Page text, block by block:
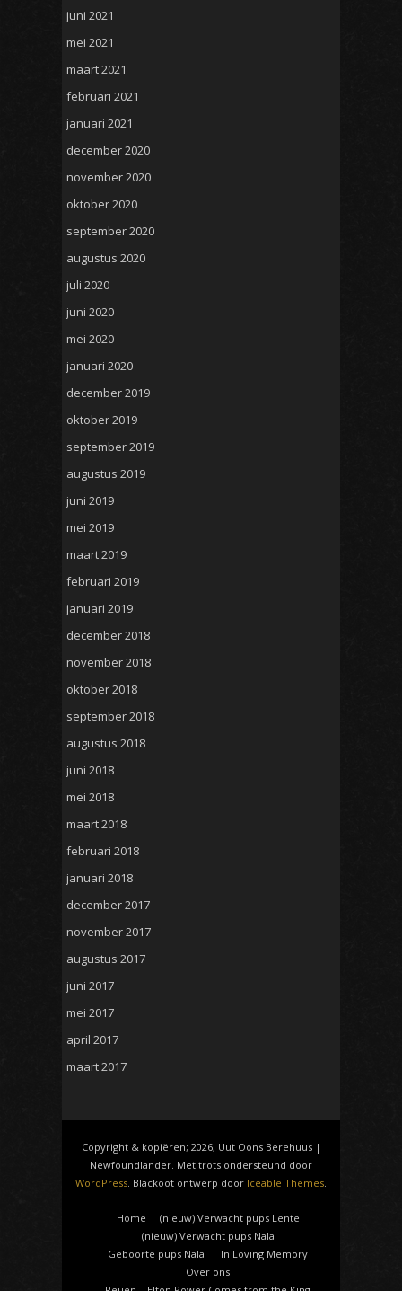
juni 2021
mei 2021
maart 2021
februari 2021
januari 2021
december 2020
november 2020
oktober 2020
september 2020
augustus 2020
juli 2020
juni 2020
mei 2020
januari 2020
december 2019
oktober 2019
september 2019
augustus 2019
juni 2019
mei 2019
maart 2019
februari 2019
januari 2019
december 2018
november 2018
oktober 2018
september 2018
augustus 2018
juni 2018
mei 2018
maart 2018
februari 2018
januari 2018
december 2017
november 2017
augustus 2017
juni 2017
mei 2017
april 2017
maart 2017
Copyright & kopiëren; 2026, Uut Oons Berehuus |
Newfoundlander. Met trots ondersteund door
WordPress. Blackoot ontwerp door Iceable Themes.
Home
(nieuw) Verwacht pups Lente
(nieuw) Verwacht pups Nala
Geboorte pups Nala
In Loving Memory
Over ons